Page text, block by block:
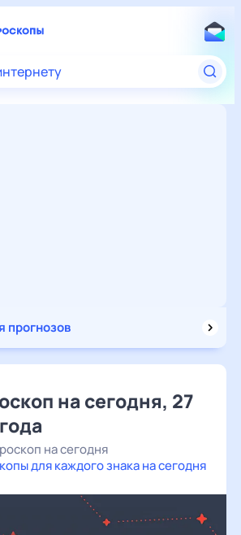
прогнозов
на сегодня, 27
на сегодня
для каждого знака на сегодня